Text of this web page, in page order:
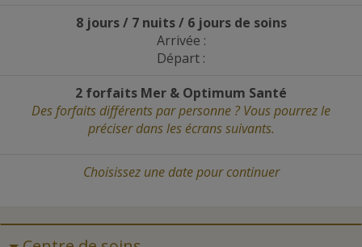
8 jours / 7 nuits / 6 jours de soins
Arrivée :
Départ :
2 forfaits Mer & Optimum Santé
Des forfaits différents par personne ? Vous pourrez le
préciser dans les écrans suivants.
Choisissez une datepour continuer